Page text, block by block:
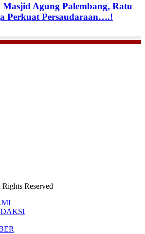
Agung Palembang, Ratu
Perkuat Persaudaraan….!
Reserved